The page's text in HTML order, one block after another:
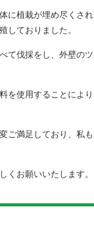
に植栽が埋め尽くさ
しておりました。
て伐採をし、外壁の
を使用することによ
ご満足しており、私
くお願いいたします。